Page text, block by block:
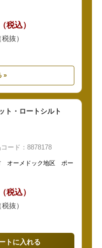
税込）
抜）
»
ト・ロートシルト
ード：8878178
オーメドック地区 ポー
税込）
抜）
トに入れる